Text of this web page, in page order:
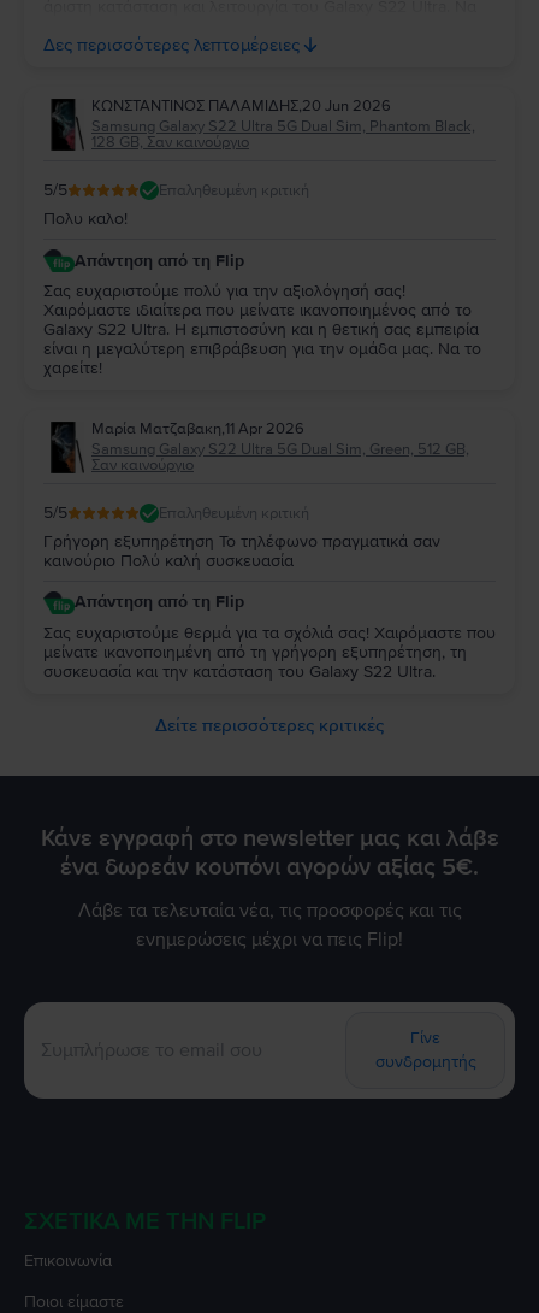
οτιδήποτε χρειαστείτε στο μέλλον!
Δες περισσότερες λεπτομέρειες
ΚΩΝΣΤΑΝΤΙΝΟΣ ΠΑΛΑΜΙΔΗΣ,20 Jun 2026
Samsung Galaxy S22 Ultra 5G Dual Sim, Phantom Black,
128 GB, Σαν καινούργιο
5/5 Επαληθευμένη κριτική
Πολυ καλο!
Απάντηση από τη Flip
Σας ευχαριστούμε πολύ για την αξιολόγησή σας!
Χαιρόμαστε ιδιαίτερα που μείνατε ικανοποιημένος από το
Galaxy S22 Ultra. Η εμπιστοσύνη και η θετική σας εμπειρία
είναι η μεγαλύτερη επιβράβευση για την ομάδα μας. Να το
χαρείτε!
Μαρία Ματζαβακη,11 Apr 2026
Samsung Galaxy S22 Ultra 5G Dual Sim, Green, 512 GB,
Σαν καινούργιο
5/5 Επαληθευμένη κριτική
Γρήγορη εξυπηρέτηση Το τηλέφωνο πραγματικά σαν
καινούριο Πολύ καλή συσκευασία
Απάντηση από τη Flip
Σας ευχαριστούμε θερμά για τα σχόλιά σας! Χαιρόμαστε που
μείνατε ικανοποιημένη από τη γρήγορη εξυπηρέτηση, τη
συσκευασία και την κατάσταση του Galaxy S22 Ultra.
Δείτε περισσότερες κριτικές
Κάνε εγγραφή στο newsletter μας και λάβε
ένα δωρεάν κουπόνι αγορών αξίας 5€.
Λάβε τα τελευταία νέα, τις προσφορές και τις
ενημερώσεις μέχρι να πεις Flip!
Γίνε
συνδρομητής
ΣΧΕΤΙΚΆ ΜΕ ΤΗΝ FLIP
Επικοινωνία
Ποιοι είμαστε